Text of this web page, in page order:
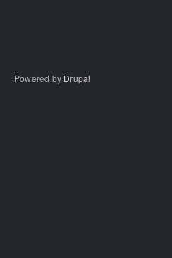
Powered by Drupal